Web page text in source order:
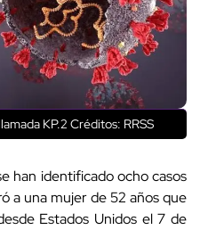
KP.2 Créditos: RRSS
han identificado ocho casos
a una mujer de 52 años que
Estados Unidos el 7 de